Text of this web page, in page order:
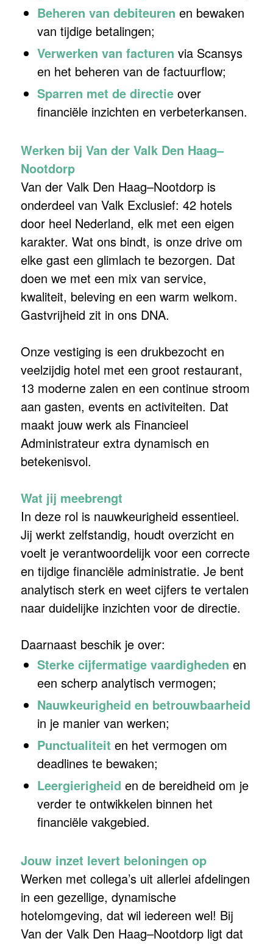
Beheren van debiteuren en bewaken
van tijdige betalingen;
Verwerken van facturen via Scansys
en het beheren van de factuurflow;
Sparren met de directieover
financiële inzichten en verbeterkansen.
Werken bij Van der Valk Den Haag–
Nootdorp
Van der Valk Den Haag–Nootdorp is
onderdeel van Valk Exclusief: 42 hotels
door heel Nederland, elk met een eigen
karakter. Wat ons bindt, is onze drive om
elke gast een glimlach te bezorgen. Dat
doen we met een mix van service,
kwaliteit, beleving en een warm welkom.
Gastvrijheid zit in ons DNA.
Onze vestiging is een drukbezocht en
veelzijdig hotel met een groot restaurant,
13 moderne zalen en een continue stroom
aan gasten, events en activiteiten. Dat
maakt jouw werk als Financieel
Administrateur extra dynamisch en
betekenisvol.
Wat jij meebrengt
In deze rol is nauwkeurigheid essentieel.
Jij werkt zelfstandig, houdt overzicht en
voelt je verantwoordelijk voor een correcte
en tijdige financiële administratie. Je bent
analytisch sterk en weet cijfers te vertalen
naar duidelijke inzichten voor de directie.
Daarnaast beschik je over:
Sterke cijfermatige vaardigheden en
een scherp analytisch vermogen;
Nauwkeurigheid en betrouwbaarheid
in je manier van werken;
Punctualiteit en het vermogen om
deadlines te bewaken;
Leergierigheid en de bereidheid om je
verder te ontwikkelen binnen het
financiële vakgebied.
Jouw inzet levert beloningen op
Werken met collega’s uit allerlei afdelingen
in een gezellige, dynamische
hotelomgeving, dat wil iedereen wel! Bij
Van der Valk Den Haag–Nootdorp ligt dat